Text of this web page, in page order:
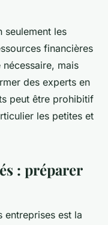
seulement les
financières
mais
des experts en
peut être prohibitif
les petites et
: préparer
entreprises est la